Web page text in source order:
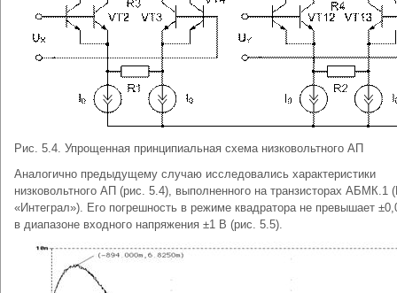
Рис. 5.4. Упрощенная принципиальная схема низковольтного АП
Аналогично предыдущему случаю исследовались характеристики
низковольтного АП (рис. 5.4), выполненного на транзисторах АБМК.1
«Интеграл»). Его погрешность в режиме квадратора не превышает
в диапазоне входного напряжения ±1 В (рис. 5.5).